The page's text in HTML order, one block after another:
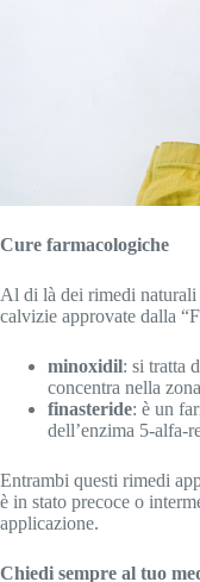
Cure farmacologiche
Al di là dei rimedi naturali
calvizie approvate dalla
minoxidil: si tratta
concentra nella
finasteride: è un
dell’enzima 5-alfa-
Entrambi questi rimedi
è in stato precoce o
applicazione.
Chiedi sempre al tuo